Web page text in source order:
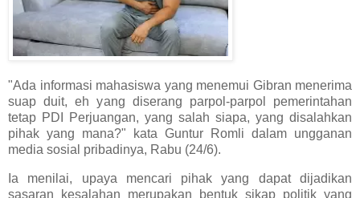
"Ada informasi mahasiswa yang menemui Gibran menerima
suap duit, eh yang diserang parpol-parpol pemerintahan
tetap PDI Perjuangan, yang salah siapa, yang disalahkan
pihak yang mana?" kata Guntur Romli dalam ungganan
media sosial pribadinya, Rabu (24/6).
Ia menilai, upaya mencari pihak yang dapat dijadikan
sasaran kesalahan merupakan bentuk sikap politik yang